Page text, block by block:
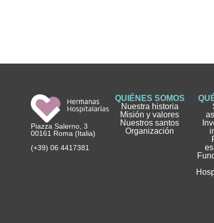
Piazza Salerno, 3
00161 Roma (Italia)
(+39) 06 4417381
QUIÉNES SOMOS
Nuestra historia
Misión y valores
Nuestros santos
Organización